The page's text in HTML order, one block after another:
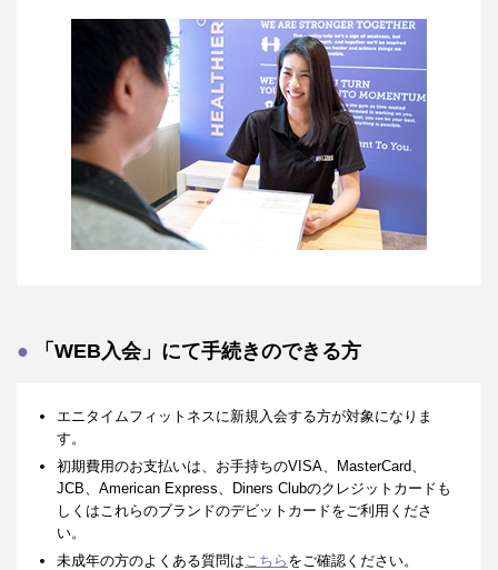
「WEB入会」にて手続きのできる方
エニタイムフィットネスに新規入会する方が対象になりま
す。
初期費用のお支払いは、お手持ちのVISA、MasterCard、
JCB、American Express、Diners Clubのクレジットカードも
しくはこれらのブランドのデビットカードをご利用くださ
い。
未成年の方のよくある質問はこちら をご確認ください。